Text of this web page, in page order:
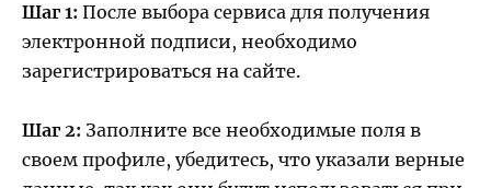
Шаг 1: После выбора сервиса для получения
электронной подписи, необходимо
зарегистрироваться на сайте.
Шаг 2: Заполните все необходимые поля в
своем профиле, убедитесь, что указали верные